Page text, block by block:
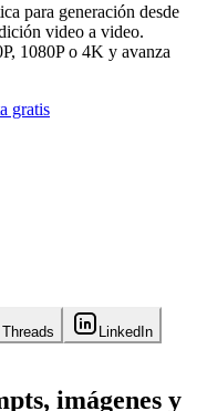
para generación desde
video a video.
1080P o 4K y avanza
gratis
Threads LinkedIn
imágenes y